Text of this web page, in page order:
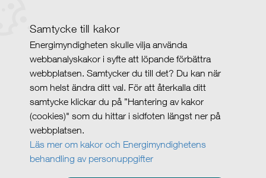
Samtycke till kakor
Energimyndigheten skulle vilja använda
webbanalyskakor i syfte att löpande förbättra
webbplatsen. Samtycker du till det? Du kan när
som helst ändra ditt val. För att återkalla ditt
samtycke klickar du på ”Hantering av kakor
(cookies)" som du hittar i sidfoten längst ner på
webbplatsen.
Läs mer om kakor och Energimyndighetens
behandling av personuppgifter